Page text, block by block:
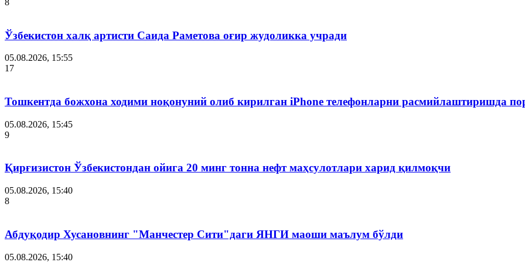
Ўзбекистон халқ артисти Саида Раметова оғир жудоликка учради
05.08.2026, 15:55
17
Тошкентда божхона ходими ноқонуний олиб кирилган iPhone телефонларни расмийлаштиришда
05.08.2026, 15:45
9
Қирғизистон Ўзбекистондан ойига 20 минг тонна нефт маҳсулотлари харид қилмоқчи
05.08.2026, 15:40
8
Абдуқодир Хусановнинг "Манчестер Сити"даги ЯНГИ маоши маълум бўлди
05.08.2026, 15:40